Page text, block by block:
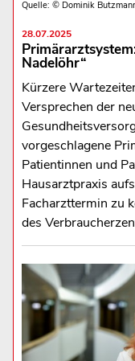
Quelle: © Dominik
28.07.2025
Nadelöhr“
Kürzere
Versprechen der
vorgeschlagene
Patientinnen und
Hausarztpraxis
Facharzttermin zu
des